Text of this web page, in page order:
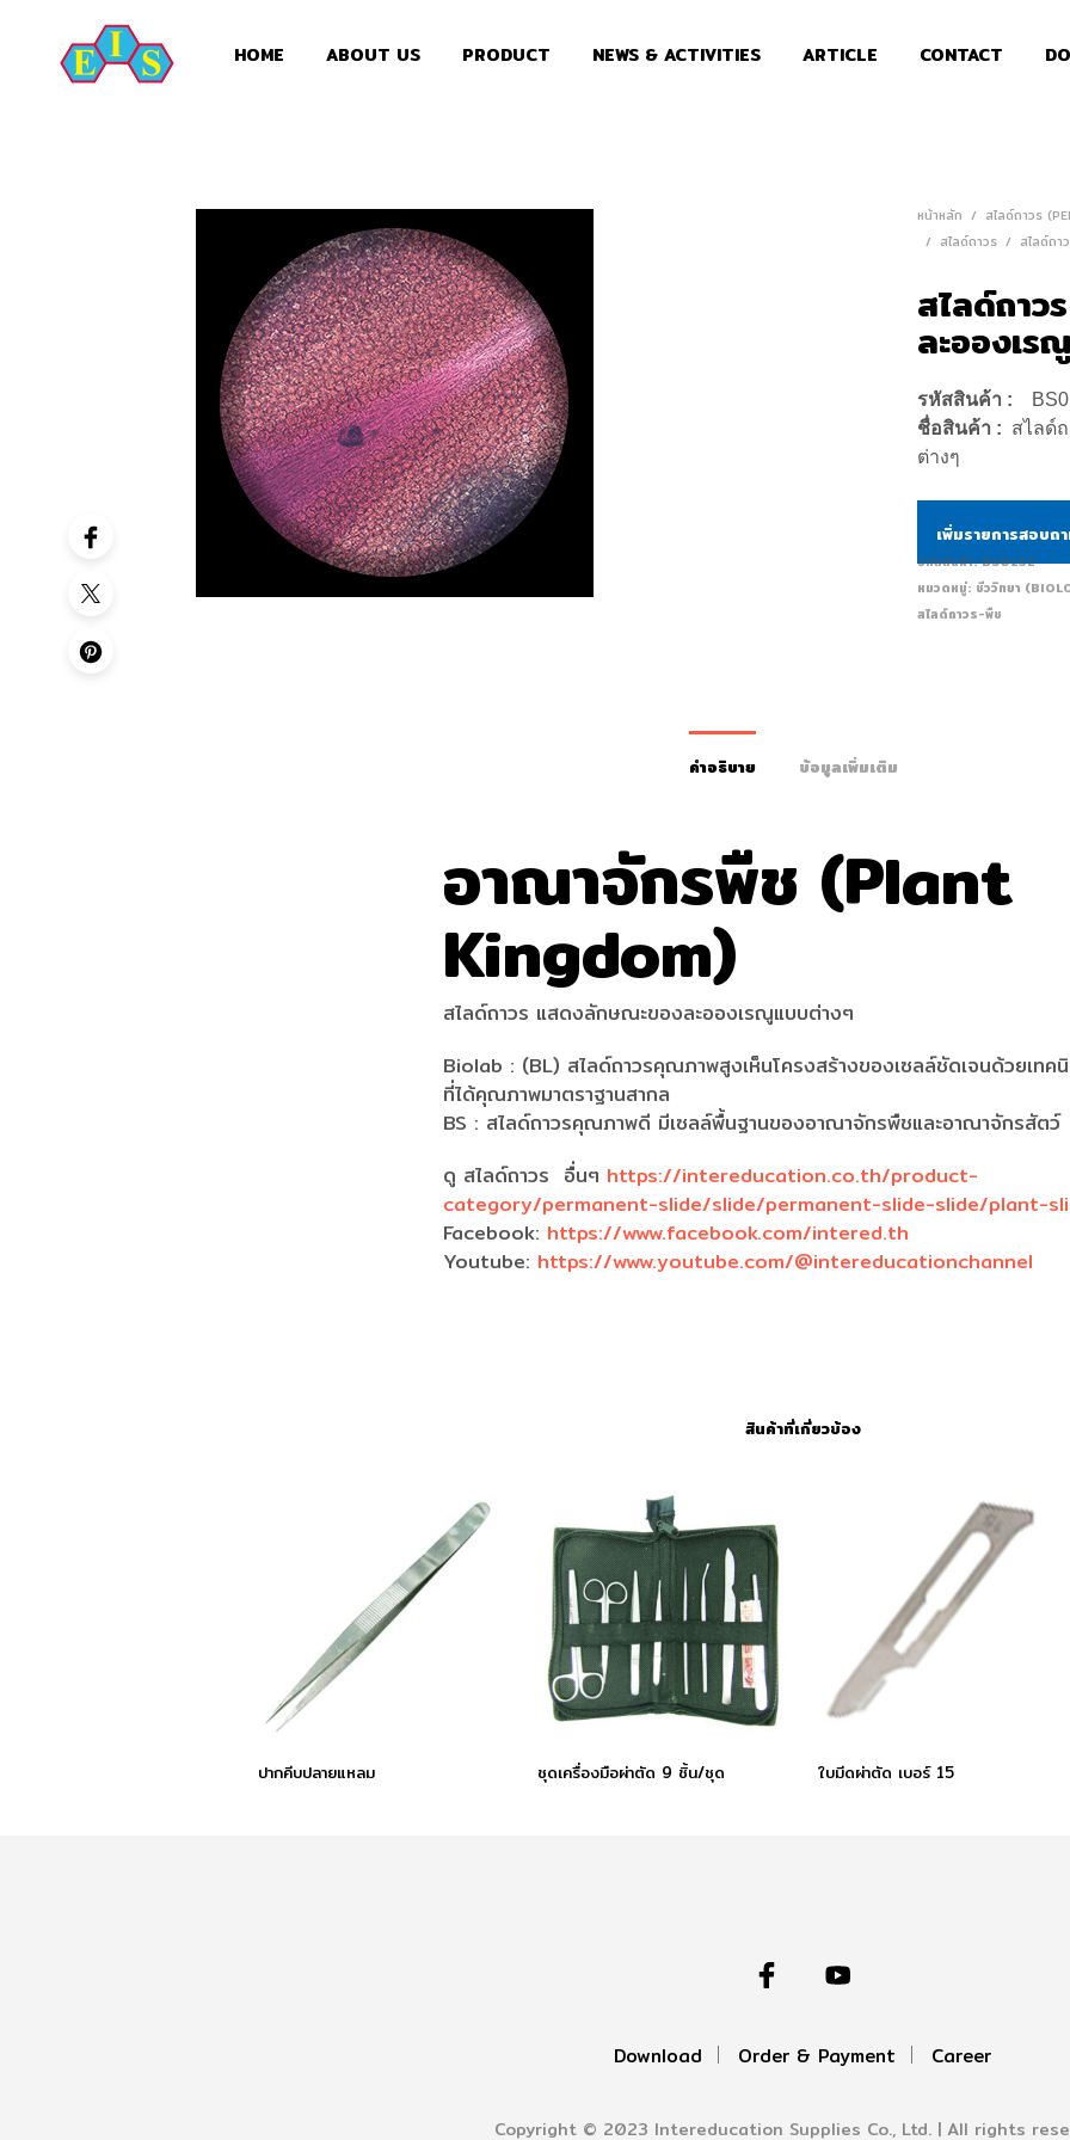
HOME ABOUT US PRODUCT NEWS & ACTIVITIES ARTICLE CONTACT
หน้าหลัก / สไลด์ถาวร
/ สไลด์ถาวร / สไลด์ถา
สไลด์ถา
ละอองเร
รหัสสินค้า :
ชื่อสินค้า : สไลด์
ต่างๆ
เพิ่มรายการสอบถ
รหัสสินค้า:BS0152
หมวดหมู่: ชีววิทยา
สไลด์ถาวร-พืช
คำอธิบาย ข้อมูลเพิ่มเติม
อาณาจักรพืช (Plant
Kingdom)
สไลด์ถาวร แสดงลักษณะของละอองเรณูแบบต่างๆ
Biolab : (BL) สไลด์ถาวรคุณภาพสูงเห็นโครงสร้างของเซลล์ชัดเจนด้วยเทค
ที่ได้คุณภาพมาตราฐานสากล
BS : สไลด์ถาวรคุณภาพดี มีเซลล์พื้นฐานของอาณาจักรพืชและอาณาจักรสัตว์
ดู สไลด์ถาวร อื่นๆ https://intereducation.co.th/product-
category/permanent-slide/slide/permanent-slide-slide/plant-
Facebook: https://www.facebook.com/intered.th
Youtube: https://www.youtube.com/@intereducationchannel
สินค้าที่เกี่ยวข้อง
ปากคีบปลายแหลม ชุดเครื่องมือผ่าตัด 9 ชิ้น/ชุด ใบมีดผ่าตัด เบอร์ 15
Download Order & Payment Career
Copyright © 2023 Intereducation Supplies Co., Ltd. | All rights